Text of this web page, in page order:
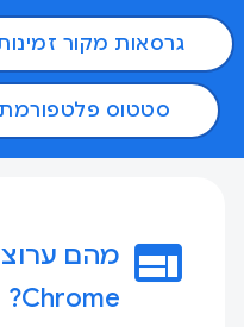
גרסאות מקור זמינות
סטטוס פלטפורמת Chrome
web מהם
Chrome?